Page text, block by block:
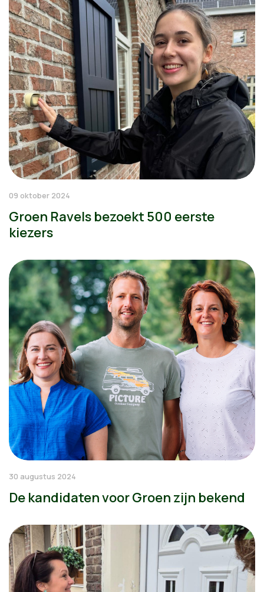
09 oktober 2024
Groen Ravels bezoekt 500 eerste
kiezers
30 augustus 2024
De kandidaten voor Groen zijn bekend